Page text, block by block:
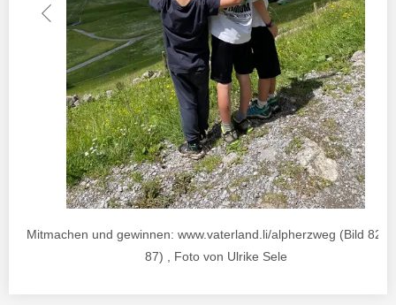
Mitmachen und gewinnen: www.vaterland.li/alpherzweg (Bild 82
87) , Foto von Ulrike Sele